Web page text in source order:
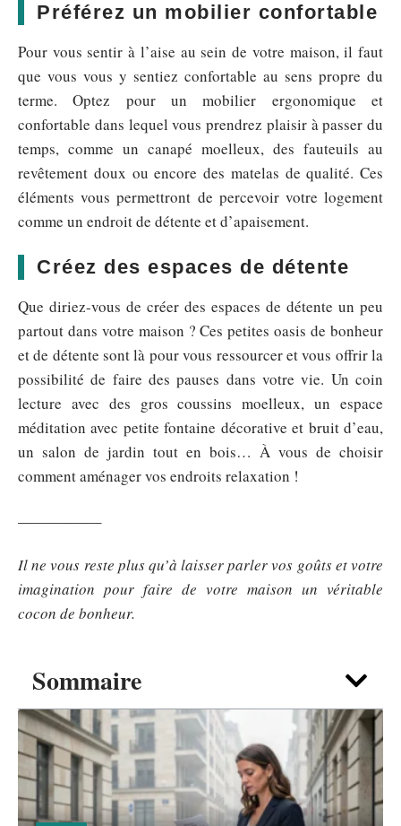
Sommaire
Préférez un mobilier confortable
Pour vous sentir à l’aise au sein de votre maison, il faut
que vous vous y sentiez confortable au sens propre du
terme. Optez pour un mobilier ergonomique et
confortable dans lequel vous prendrez plaisir à passer du
temps, comme un canapé moelleux, des fauteuils au
revêtement doux ou encore des matelas de qualité. Ces
éléments vous permettront de percevoir votre logement
comme un endroit de détente et d’apaisement.
Créez des espaces de détente
Que diriez-vous de créer des espaces de détente un peu
partout dans votre maison ? Ces petites oasis de bonheur
et de détente sont là pour vous ressourcer et vous offrir la
possibilité de faire des pauses dans votre vie. Un coin
lecture avec des gros coussins moelleux, un espace
méditation avec petite fontaine décorative et bruit d’eau,
un salon de jardin tout en bois… À vous de choisir
comment aménager vos endroits relaxation !
—————–
Il ne vous reste plus qu’à laisser parler vos goûts et votre
imagination pour faire de votre maison un véritable
cocon de bonheur.